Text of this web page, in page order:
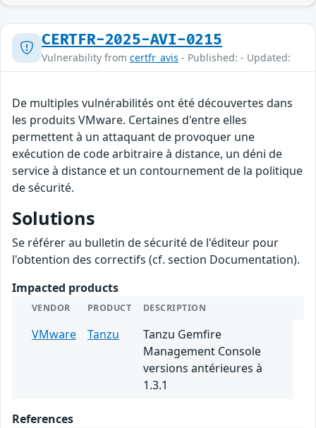
CERTFR-2025-AVI-0215
Vulnerability from certfr_avis - Published: - Updated:
De multiples vulnérabilités ont été découvertes dans
les produits VMware. Certaines d'entre elles
permettent à un attaquant de provoquer une
exécution de code arbitraire à distance, un déni de
service à distance et un contournement de la politique
de sécurité.
Solutions
Se référer au bulletin de sécurité de l'éditeur pour
l'obtention des correctifs (cf. section Documentation).
Impacted products
VENDOR PRODUCT DESCRIPTION
VMware Tanzu
Tanzu Gemfire
Management Console
versions antérieures à
1.3.1
References